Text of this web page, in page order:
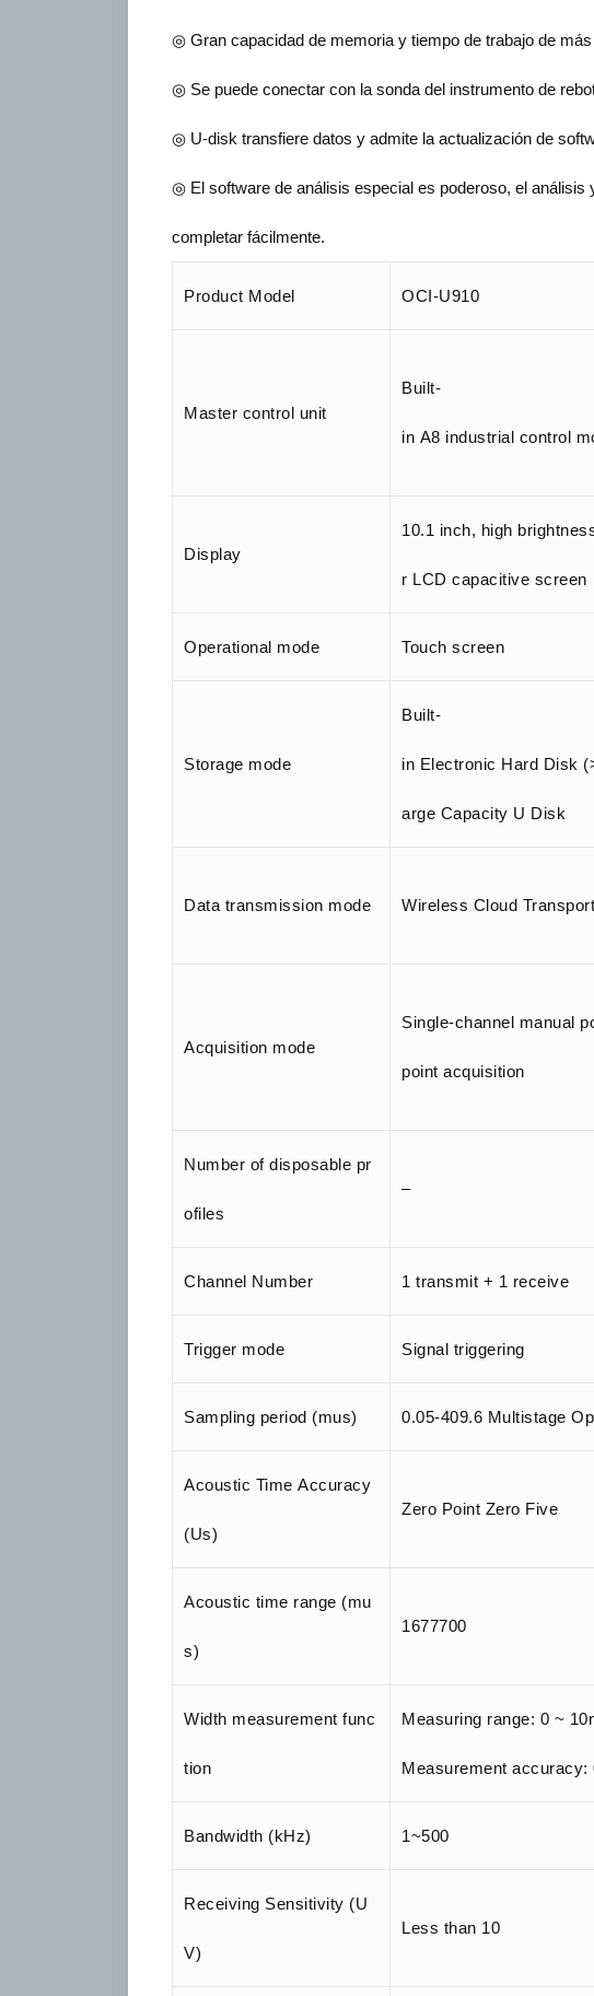
◎ Gran capacidad de memoria y tiempo de trabajo de
◎ Se puede conectar con la sonda del instrumento de
◎ U-disk transfiere datos y admite la actualización de
◎ El software de análisis especial es poderoso, el
completar fácilmente.
Product Model OCI-U910
Master control unit
Built-
in A8 industrial control
Display
10.1 inch, high
r LCD capacitive screen
Operational mode Touch screen
Storage mode
Built-
in Electronic Hard Disk
arge Capacity U Disk
Data transmission mode Wireless Cloud
Acquisition mode
Single-channel manual
point acquisition
Number of disposable pr
ofiles
–
Channel Number 1 transmit + 1 receive
Trigger mode Signal triggering
Sampling period (mus) 0.05-409.6 Multistage
Acoustic Time Accuracy
(Us)
Zero Point Zero Five
Acoustic time range (mu
s)
1677700
Width measurement func
tion
Measuring range: 0 ~
Measurement accuracy:
Bandwidth (kHz) 1~500
Receiving Sensitivity (U
V)
Less than 10